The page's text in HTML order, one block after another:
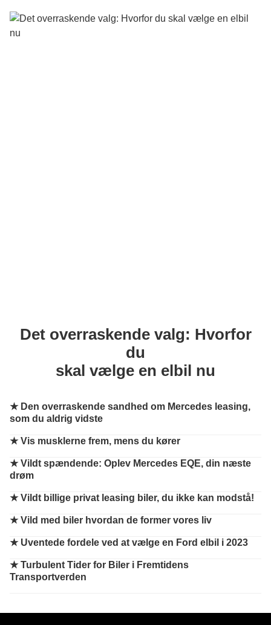
Det overraskende valg: Hvorfor
du
skal vælge en elbil nu
★ Den overraskende sandhed om Mercedes leasing,
som du aldrig vidste
★Vis musklerne frem, mens du kører
★Vildt spændende: Oplev Mercedes EQE, din næste
drøm
★Vildt billige privat leasing biler, du ikke kan modstå!
★Vild med biler hvordan de former vores liv
★ Uventede fordele ved at vælge en Ford elbil i 2023
★Turbulent Tider for Biler i Fremtidens
Transportverden